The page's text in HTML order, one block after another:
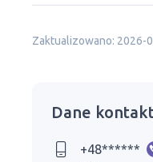
Zaktualizowano: 2026-
Dane
+48******